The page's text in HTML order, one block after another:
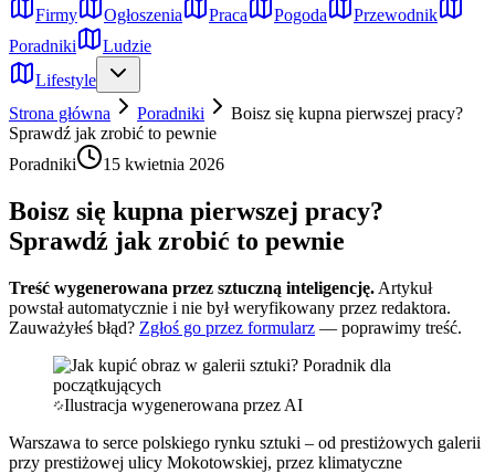
Firmy Ogłoszenia Praca Pogoda
Przewodnik
Poradniki
Ludzie
Lifestyle
Strona główna
Poradniki
Boisz się kupna pierwszej pracy?
Sprawdź jak zrobić to pewnie
Poradniki
15 kwietnia 2026
Boisz się kupna pierwszej pracy?
Sprawdź jak zrobić to pewnie
Treść wygenerowana przez sztuczną inteligencję. Artykuł
powstał automatycznie i nie był weryfikowany przez redaktora.
Zauważyłeś błąd? Zgłoś go przez formularz — poprawimy treść.
Ilustracja wygenerowana przez AI
Warszawa to serce polskiego rynku sztuki – od prestiżowych galerii
przy prestiżowej ulicy Mokotowskiej, przez klimatyczne